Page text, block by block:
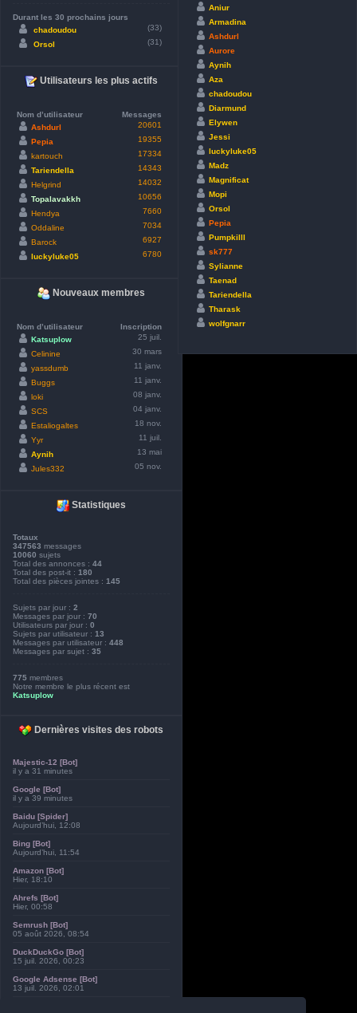
Durant les 30 prochains jours
chadoudou
(33)
Orsol
(31)
Utilisateurs les plus actifs
Nom d’utilisateur
Messages
Ashdurl
20601
Pepia
19355
kartouch
17334
Tariendella
14343
Helgrind
14032
Topalavakkh
10656
Hendya
7660
Oddaline
7034
Barock
6927
luckyluke05
6780
Nouveaux membres
Nom d’utilisateur
Inscription
Katsuplow
25 juil.
Celinine
30 mars
yassdumb
11 janv.
Buggs
11 janv.
loki
08 janv.
SCS
04 janv.
Estaliogaltes
18 nov.
Yyr
11 juil.
Aynih
13 mai
Jules332
05 nov.
Statistiques
Totaux
347563 messages
10060 sujets
Total des annonces : 44
Total des post-it : 180
Total des pièces jointes : 145
Sujets par jour : 2
Messages par jour : 70
Utilisateurs par jour : 0
Sujets par utilisateur : 13
Messages par utilisateur : 448
Messages par sujet : 35
775 membres
Notre membre le plus récent est
Katsuplow
Dernières visites des robots
Majestic-12 [Bot]
il y a 31 minutes
Google [Bot]
il y a 39 minutes
Baidu [Spider]
Aujourd’hui, 12:08
Bing [Bot]
Aujourd’hui, 11:54
Amazon [Bot]
Hier, 18:10
Ahrefs [Bot]
Hier, 00:58
Semrush [Bot]
05 août 2026, 08:54
DuckDuckGo [Bot]
15 juil. 2026, 00:23
Google Adsense [Bot]
13 juil. 2026, 02:01
Aniur
Armadina
Ashdurl
Aurore
Aynih
Aza
chadoudou
Diarmund
Elywen
Jessi
luckyluke05
Madz
Magnificat
Mopi
Orsol
Pepia
Pumpkilll
sk777
Sylianne
Taenad
Tariendella
Tharask
wolfgnarr